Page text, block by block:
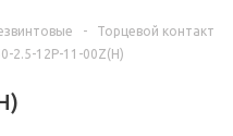
-
Торцевой контакт
2.5-12P-11-00Z(H)